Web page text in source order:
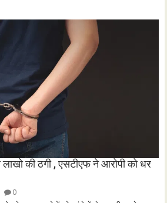
लाखो की ठगी , एसटीएफ ने आरोपी को धर
0